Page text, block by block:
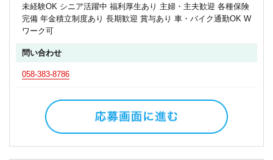
未経験OK シニア活躍中 福利厚生あり 主婦・主夫歓迎 各種保険
完備 年金積立制度あり 長期歓迎 賞与あり 車・バイク通勤OK W
ワーク可
問い合わせ
058-383-8786